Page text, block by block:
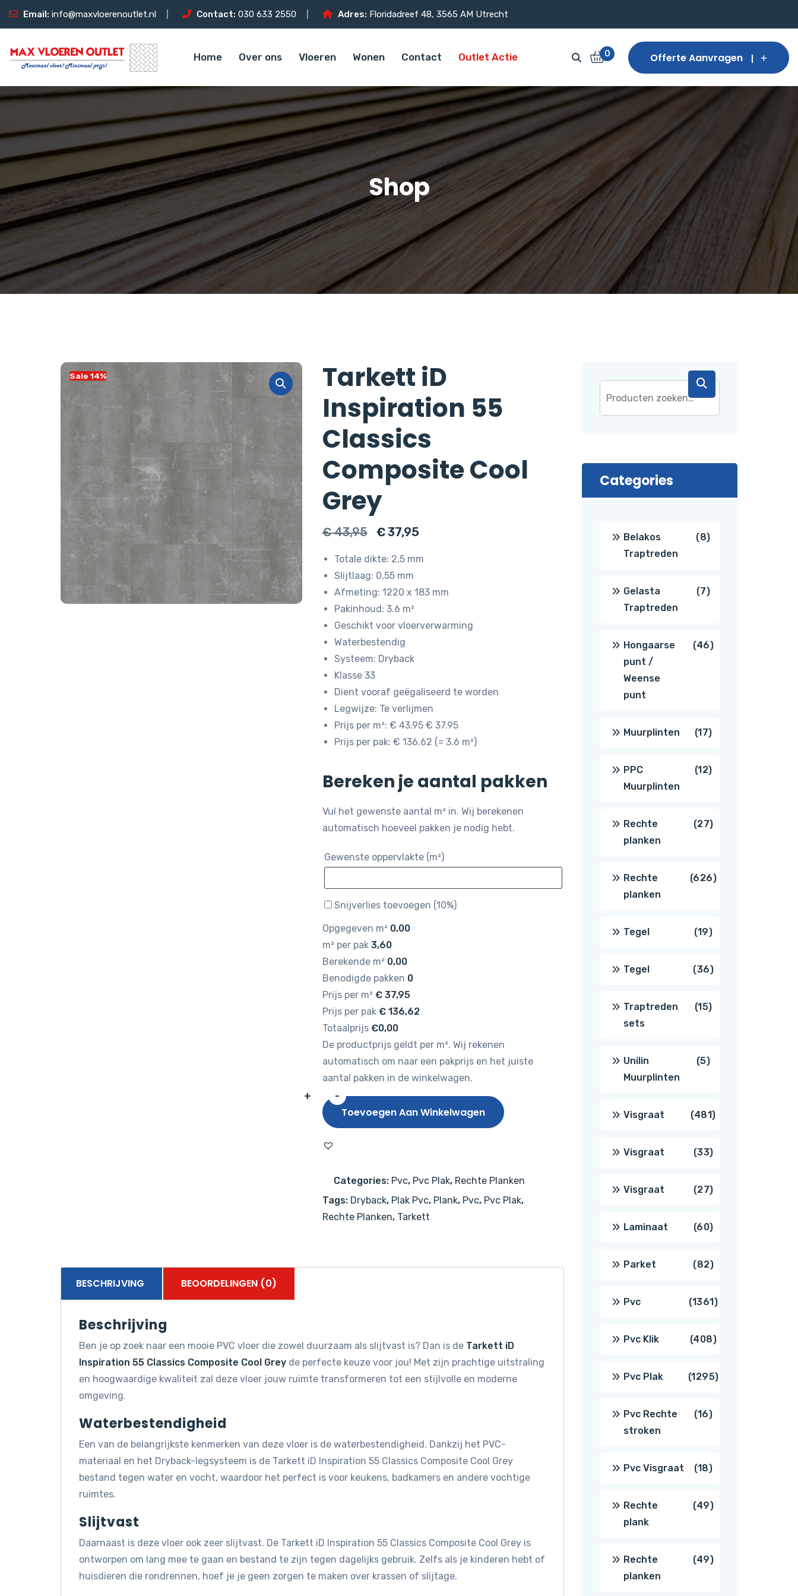
Email: info@maxvloerenoutlet.nl Contact: 030 633 2550 Adres: Floridadreef 48, 3565 AM Utrecht
Home Over ons Vloeren Wonen Contact Outlet Actie 0 Offerte Aanvragen
Shop
Sale 14%
Tarkett iD
Inspiration 55
Classics
Composite Cool
Grey
€43,95
Oorspronkelijke
was:
€ 43,95.
€37,95Huidige
€ 37,95.
Totale dikte: 2,5 mm
Slijtlaag: 0,55 mm
Afmeting: 1220 x 183 mm
Pakinhoud: 3.6 m²
Geschikt voor vloerverwarming
Waterbestendig
Systeem: Dryback
Klasse 33
Dient vooraf geëgaliseerd te worden
Legwijze: Te verlijmen
Prijs per m²: € 43.95 € 37.95
Prijs per pak: € 136.62 (= 3.6 m²)
Bereken je aantal pakken
Vul het gewenste aantal m² in. Wij berekenen
automatisch hoeveel pakken je nodig hebt.
Gewenste oppervlakte (m²)
Snijverlies toevoegen (10%)
Opgegeven m² 0,00
m² per pak 3,60
Berekende m² 0,00
Benodigde pakken 0
Prijs per m² €37,95
Prijs per pak €136,62
Totaalprijs €0,00
De productprijs geldt per m². Wij rekenen
automatisch om naar een pakprijs en het juiste
aantal pakken in de winkelwagen.
-
Tarkett
iD
55
Composite
Cool
Grey
+
Toevoegen Aan Winkelwagen
Categories: Pvc, Pvc Plak, Rechte Planken
Tags: Dryback, Plak Pvc, Plank, Pvc, Pvc Plak,
Rechte Planken, Tarkett
BESCHRIJVING BEOORDELINGEN (0)
Beschrijving
Ben je op zoek naar een mooie PVC vloer die zowel duurzaam als slijtvast is? Dan is de Tarkett iD
Inspiration 55 Classics Composite Cool Grey de perfecte keuze voor jou! Met zijn prachtige uitstraling
en hoogwaardige kwaliteit zal deze vloer jouw ruimte transformeren tot een stijlvolle en moderne
omgeving.
Waterbestendigheid
Een van de belangrijkste kenmerken van deze vloer is de waterbestendigheid. Dankzij het PVC-
materiaal en het Dryback-legsysteem is de Tarkett iD Inspiration 55 Classics Composite Cool Grey
bestand tegen water en vocht, waardoor het perfect is voor keukens, badkamers en andere vochtige
ruimtes.
Slijtvast
Daarnaast is deze vloer ook zeer slijtvast. De Tarkett iD Inspiration 55 Classics Composite Cool Grey is
ontworpen om lang mee te gaan en bestand te zijn tegen dagelijks gebruik. Zelfs als je kinderen hebt of
huisdieren die rondrennen, hoef je je geen zorgen te maken over krassen of slijtage.
Categories
Belakos
Traptreden
88
Gelasta
Traptreden
77
Hongaarse
punt /
Weense
punt
4646
Muurplinten 1717
producten
PPC
Muurplinten
1212
Rechte
planken
2727
Rechte
planken
626626
Tegel 1919
producten
Tegel 3636
producten
Traptreden
sets
1515
Unilin
Muurplinten
55
Visgraat 481481
Visgraat 3333
producten
Visgraat 2727
producten
Laminaat 6060
producten
Parket 8282
producten
Pvc 13611361
producten
Pvc Klik 408408
producten
Pvc Plak 12951295
Pvc Rechte
stroken
1616
Pvc Visgraat 1818
producten
Rechte
plank
4949
Rechte
planken
4949